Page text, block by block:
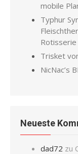
mobile
Typhur
Rotisserie
Trisket
NicNac’s
Neueste
dad72 zu